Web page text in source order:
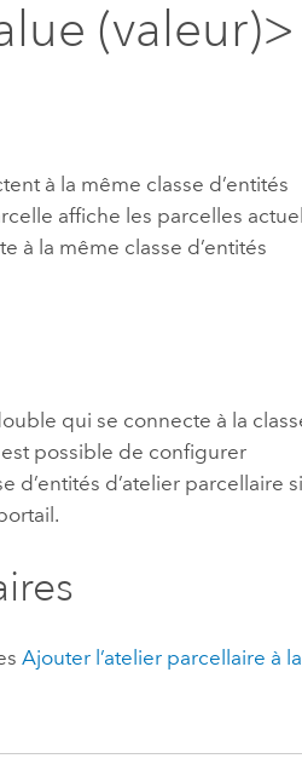
et
perspectives et
(valeur)>
à la même classe d’entités
affiche les parcelles
à la même classe d’entités
qui se connecte à la
est possible de configurer
d’entités d’atelier parcellaire si
Ajouter l’atelier parcellaire à la